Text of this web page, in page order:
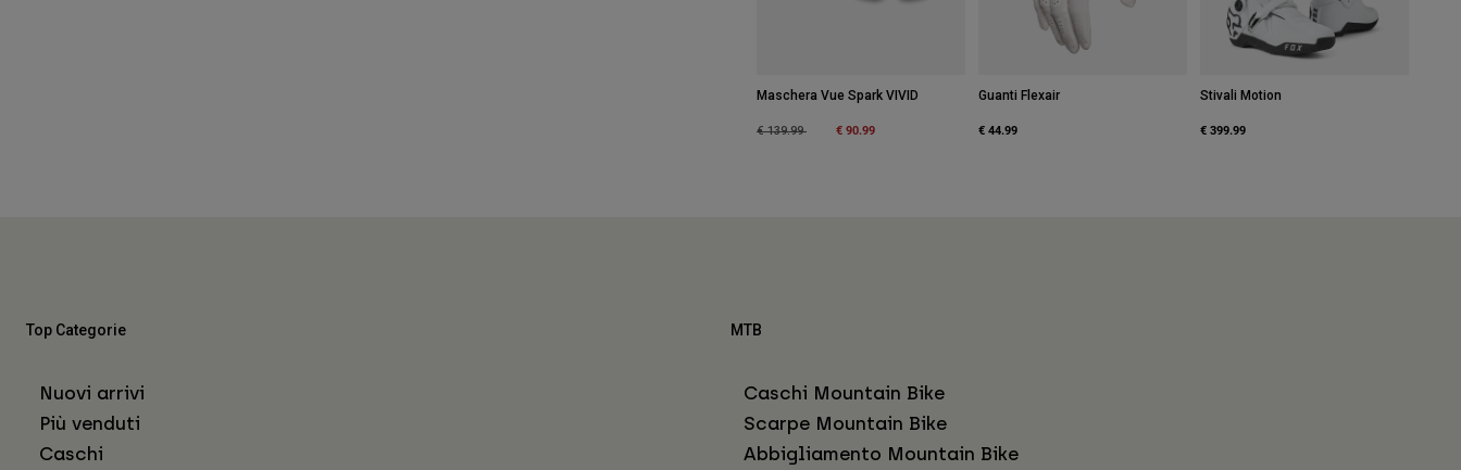
Maschera Vue Spark VIVID
Price reduced from
€ 139.99to € 90.99
Guanti Flexair
€ 44.99
Stivali Motion
€ 399.99
Top Categorie
Nuovi arrivi
Più venduti
Caschi
MTB
Caschi Mountain Bike
Scarpe Mountain Bike
Abbigliamento Mountain Bike